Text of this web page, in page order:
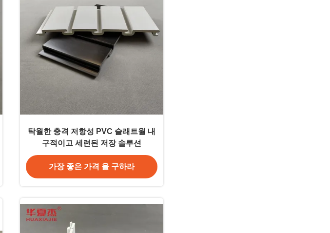
탁월한 충격 저항성 PVC 슬래트월 내
구적이고 세련된 저장 솔루션
가장 좋은 가격 을 구하라